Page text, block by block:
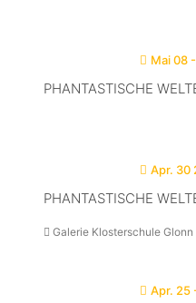
Mai 08
PHANTASTISCHE
Apr. 30
PHANTASTISCHE
Galerie Klosterschule Glonn
Apr. 25